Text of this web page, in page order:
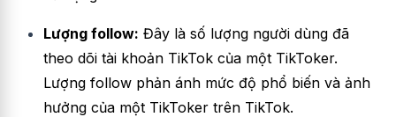
Lượng follow: Đây là số lượng người dùng đã
theo dõi tài khoản TikTok của một TikToker.
Lượng follow phản ánh mức độ phổ biến và ảnh
hưởng của một TikToker trên TikTok.